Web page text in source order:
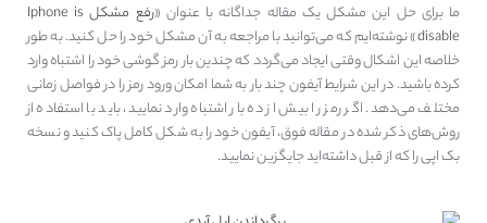
ما برای حل این مشکل یک مقاله جداگانه با عنوان «
رفع مشکل Iphone is
disable» نوشته‌ایم که می‌توانید با مراجعه به آن مشکل خود را حل کنید. به طور
خلاصه این اشکال وقتی ایجاد می‌گردد که چندین بار رمز گوشی خود را اشتباه وارد
کرده باشید. در این شرایط آیفون چند بار به شما امکان ورود رمز را در فواصل زمانی
مختلف می‌دهد. اگر رمز را بیش از ده بار اشتباه وارد نمایید، باید با استفاده از
روش‌های ذکر شده در مقاله فوق، آیفون خود را به شکل کامل پاک کنید و نسخه
بک ‌اپی را که از قبل داشته‌اید جایگزین نمایید.